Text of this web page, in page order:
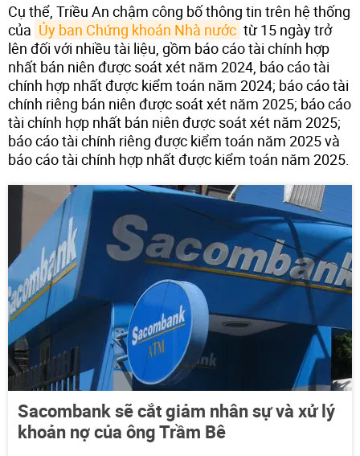
Cụ thể, Triều An chậm công bố thông tin trên hệ thống
của Ủy ban Chứng khoán Nhà nước từ 15 ngày trở
lên đối với nhiều tài liệu, gồm báo cáo tài chính hợp
nhất bán niên được soát xét năm 2024, báo cáo tài
chính hợp nhất được kiểm toán năm 2024; báo cáo tài
chính riêng bán niên được soát xét năm 2025; báo cáo
tài chính hợp nhất bán niên được soát xét năm 2025;
báo cáo tài chính riêng được kiểm toán năm 2025 và
báo cáo tài chính hợp nhất được kiểm toán năm 2025.
Sacombank sẽ cắt giảm nhân sự và xử lý
khoản nợ của ông Trầm Bê